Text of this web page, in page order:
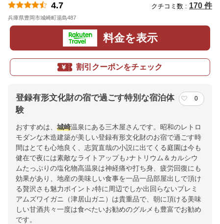
4.7 クチコミ数 : 170 件
兵庫県豊岡市城崎町湯島487
料金を表示
割引クーポンをチェック
登録有形文化財の宿で過ごす特別な宿泊体
験
0
おすすめは、 城崎温泉にある三木屋さんです。昭和のレトロ
モダンな木造建築が美しい登録有形文化財のお宿で過ごす時
間はとても心地良く、志賀直哉の小説に出てくる庭園は今も
健在で夜には素敵なライトアップも♪ナトリウム＆カルシウ
ムたっぷりの塩化物高温泉は神経痛や打ち身、疲労回復にも
効果があり、地産の美味しい食事を一品一品部屋出しで頂け
る贅沢さも魅力ポイント♪特に周辺でしか出回らないプレミ
アムズワイガニ（津居山ガニ）は貴重品で、朝に頂ける美味
しい甘酒共々一度は食べたいお勧めのグルメも豊富でお勧め
です。